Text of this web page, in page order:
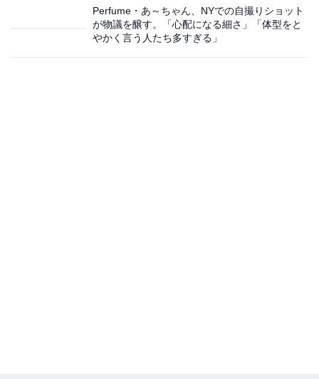
Perfume・あ～ちゃん、NYでの自撮りショット
が物議を醸す。「心配になる細さ」「体型をと
やかく言う人たち多すぎる」